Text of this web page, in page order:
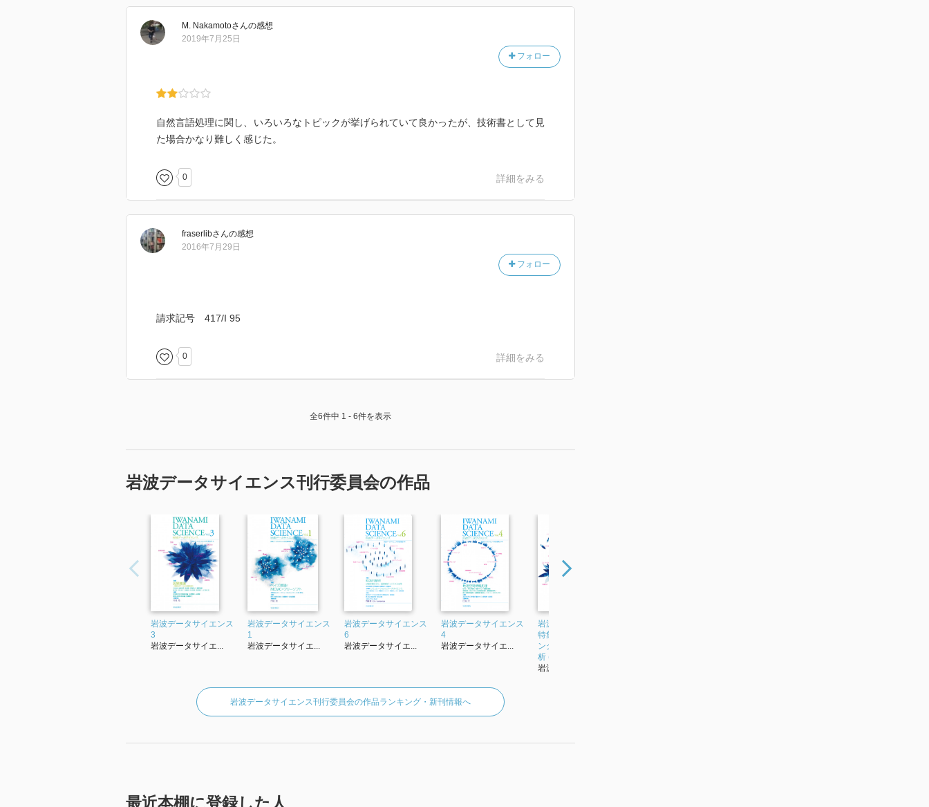
M. Nakamotoさんの感想
フォロー
2019年7月25日
自然言語処理に関し、いろいろなトピックが挙げられていて良かったが、技術書として見
た場合かなり難しく感じた。
0 詳細をみる
fraserlibさんの感想
フォロー
2016年7月29日
請求記号 417/I 95
0 詳細をみる
全6件中 1 - 6件を表示
岩波データサイエンス刊行委員会の作品
岩波データサイエンス
3
岩波データサイエ...
岩波データサイエンス
1
岩波データサイエ...
岩波データサイエンス
6
岩波データサイエ...
岩波データサイエンス
4
岩波データサイエ...
岩波データサイエンス
特集 スパースモデリ
ングと多変量データ解
析 (Vol....
岩波データサイエ...
岩波データサイエンス刊行委員会の作品ランキング・新刊情報へ
最近本棚に登録した人